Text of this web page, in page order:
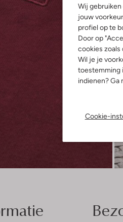
Wij
jouw
profiel op te
Door op
cookies zoals
Wil je je
toestemming
indienen? Ga
Cookie-